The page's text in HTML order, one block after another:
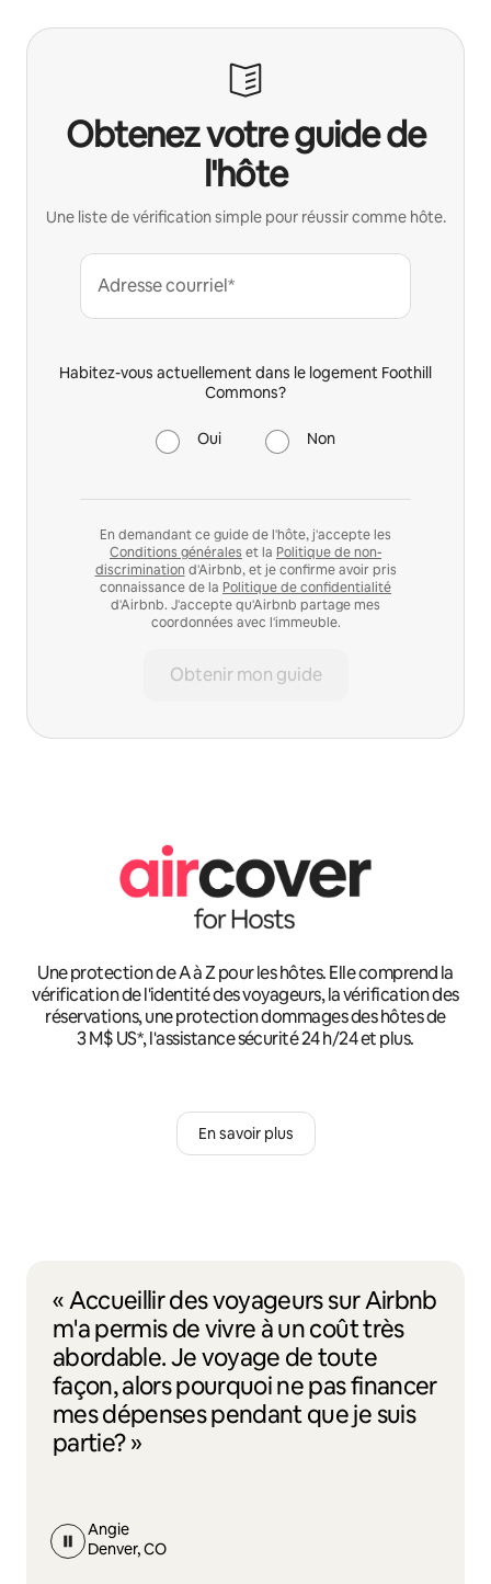
Obtenez votre guide de
l'hôte
Une liste de vérification simple pour réussir comme hôte.
Adresse courriel*
Habitez-vous actuellement dans le logement Foothill
Commons?
Oui Non
En demandant ce guide de l'hôte, j'accepte les
Conditions générales et la Politique de non-
discrimination d'Airbnb, et je confirme avoir pris
connaissance de la Politique de confidentialité
d'Airbnb. J'accepte qu'Airbnb partage mes
coordonnées avec l'immeuble.
Obtenir mon guide
Une protection de A à Z pour les hôtes. Elle comprend la
vérification de l'identité des voyageurs, la vérification des
réservations, une protection dommages des hôtes de
3 M$ US*, l'assistance sécurité 24 h/24 et plus.
En savoir plus
« Accueillir des voyageurs sur Airbnb
m'a permis de vivre à un coût très
abordable. Je voyage de toute
façon, alors pourquoi ne pas financer
mes dépenses pendant que je suis
partie? »
Angie
Denver, CO